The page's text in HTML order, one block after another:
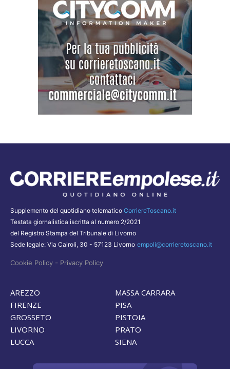
Supplemento del quotidiano telematico CorriereToscano.it
Testata giornalistica iscritta al numero 2/2021
del Registro Stampa del Tribunale di Livorno
Sede legale: Via Cairoli, 30 - 57123 Livorno empoli@corrieretoscano.it
Cookie Policy - Privacy Policy
AREZZO
FIRENZE
GROSSETO
LIVORNO
LUCCA
MASSA CARRARA
PISA
PISTOIA
PRATO
SIENA